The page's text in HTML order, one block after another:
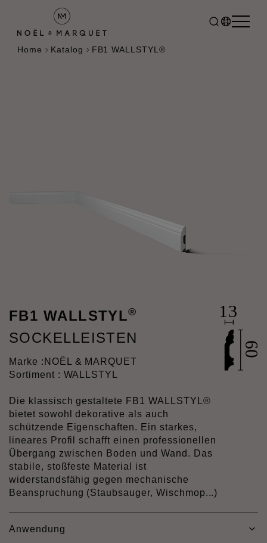
Home Katalog FB1 WALLSTYL®
FB1 WALLSTYL®
SOCKELLEISTEN
Marke : NOËL & MARQUET
Sortiment : WALLSTYL
Die klassisch gestaltete FB1 WALLSTYL®
bietet sowohl dekorative als auch
schützende Eigenschaften. Ein starkes,
lineares Profil schafft einen professionellen
Übergang zwischen Boden und Wand. Das
stabile, stoßfeste Material ist
widerstandsfähig gegen mechanische
Beanspruchung (Staubsauger, Wischmop...)
Anwendung